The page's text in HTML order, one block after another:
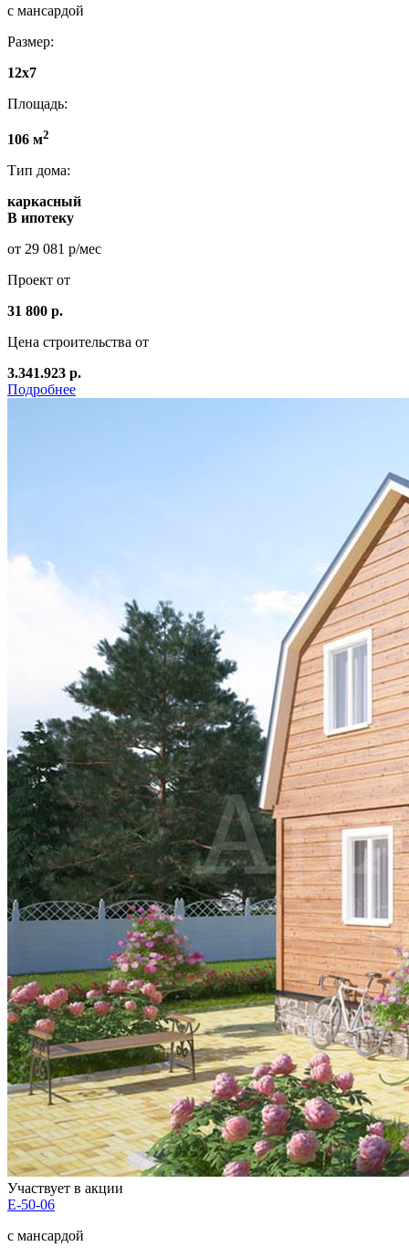
с мансардой
Размер:
12x7
Площадь:
106 м2
Тип дома:
каркасный
В ипотеку
от 29 081 р/мес
Проект от
31 800 р.
Цена строительства от
3.341.923 р.
Подробнее
Участвует в акции
E-50-06
с мансардой